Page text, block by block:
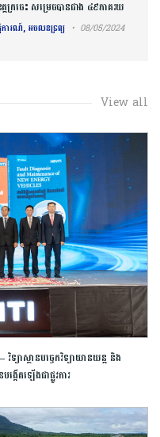
ត្តក្រចេះ សម្រេចបានជាង ៤៩ភាគរយ
ការណ៍, អចលនទ្រព្យ 08/05/2024
View all
ទ្យាស្ថានបច្ចេកវិទ្យាយានយន្ត និង
ើតឡើងជាផ្លូវការ